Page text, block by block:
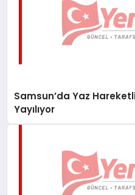
Samsun’da Yaz
Yayılıyor